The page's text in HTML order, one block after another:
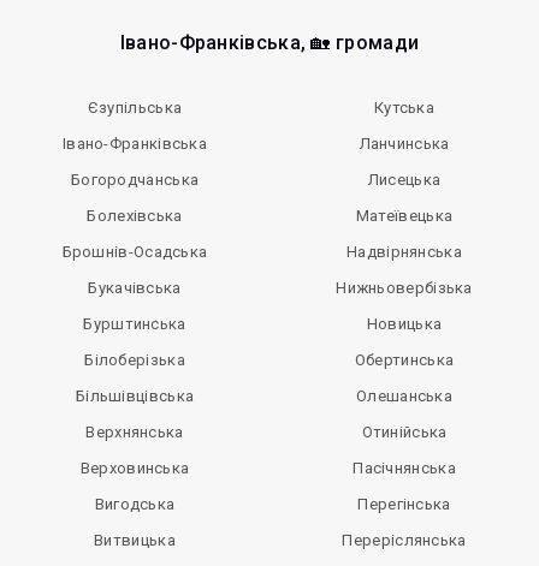
Івано-Франківська, 🏡 громади
Єзупільська
Івано-Франківська
Богородчанська
Болехівська
Брошнів-Осадська
Букачівська
Бурштинська
Білоберізька
Більшівцівська
Верхнянська
Верховинська
Вигодська
Витвицька
Кутська
Ланчинська
Лисецька
Матеївецька
Надвірнянська
Нижньовербізька
Новицька
Обертинська
Олешанська
Отинійська
Пасічнянська
Перегінська
Переріслянська